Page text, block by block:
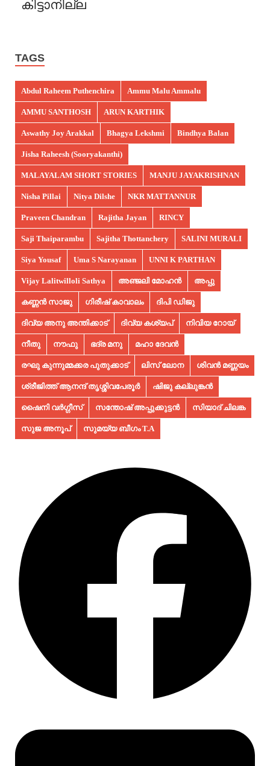
കിട്ടാനില്ല
TAGS
Abdul Raheem Puthenchira Ammu Malu Ammalu
AMMU SANTHOSH ARUN KARTHIK
Aswathy Joy Arakkal Bhagya Lekshmi Bindhya Balan
Jisha Raheesh (Sooryakanthi)
MALAYALAM SHORT STORIES MANJU JAYAKRISHNAN
Nisha Pillai Nitya Dilshe NKR MATTANNUR
Praveen Chandran Rajitha Jayan RINCY
Saji Thaiparambu Sajitha Thottanchery SALINI MURALI
Siya Yousaf Uma S Narayanan UNNI K PARTHAN
Vijay Lalitwilloli Sathya അഞ്ജലി മോഹൻ അപ്പു
കണ്ണൻ സാജു ഗിരീഷ് കാവാലം ദിപി ഡിജു
ദിവ്യ അനു അന്തിക്കാട് ദിവ്യ കശ്യപ് നിവിയ റോയ്
നീതു നൗഫു ഭദ്ര മനു മഹാ ദേവൻ
രഘു കുന്നുമ്മക്കര പുതുക്കാട് ലിസ് ലോന ശിവൻ മണ്ണയം
ശ്രീജിത്ത് ആനന്ദ് തൃശ്ശിവപേരൂർ ഷിജു കല്ലുങ്കൻ
ഷൈനി വർഗ്ഗീസ് സന്തോഷ് അപ്പുക്കുട്ടൻ സിയാദ് ചിലങ്ക
സുജ അനൂപ്‌ സുമയ്യ ബീഗം T.A